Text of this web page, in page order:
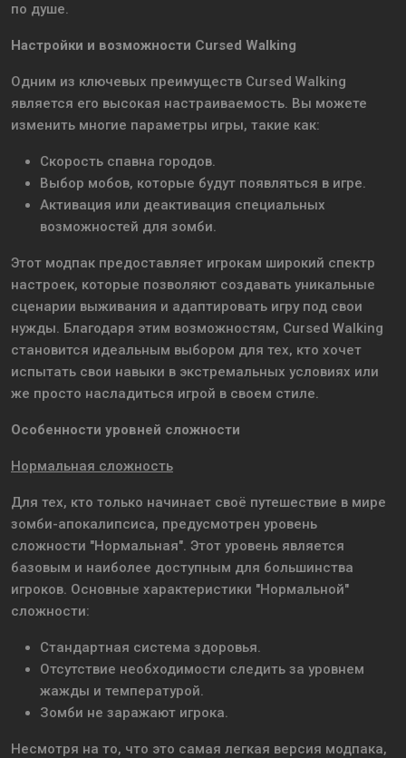
по душе.
Настройки и возможности Cursed Walking
Одним из ключевых преимуществ Cursed Walking
является его высокая настраиваемость. Вы можете
изменить многие параметры игры, такие как:
Скорость спавна городов.
Выбор мобов, которые будут появляться в игре.
Активация или деактивация специальных
возможностей для зомби.
Этот модпак предоставляет игрокам широкий спектр
настроек, которые позволяют создавать уникальные
сценарии выживания и адаптировать игру под свои
нужды. Благодаря этим возможностям, Cursed Walking
становится идеальным выбором для тех, кто хочет
испытать свои навыки в экстремальных условиях или
же просто насладиться игрой в своем стиле.
Особенности уровней сложности
Нормальная сложность
Для тех, кто только начинает своё путешествие в мире
зомби-апокалипсиса, предусмотрен уровень
сложности "Нормальная". Этот уровень является
базовым и наиболее доступным для большинства
игроков. Основные характеристики "Нормальной"
сложности:
Стандартная система здоровья.
Отсутствие необходимости следить за уровнем
жажды и температурой.
Зомби не заражают игрока.
Несмотря на то, что это самая легкая версия модпака,